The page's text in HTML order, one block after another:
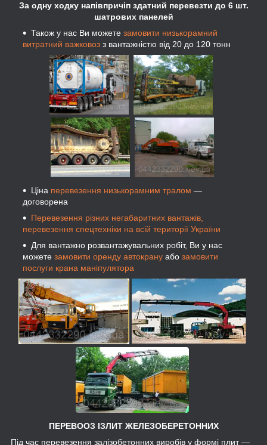
За одну ходку напівпричіп здатний перевезти до 6 шт.
шатрових панелей
Також у нас Ви можете замовити низькорамний
витратний важковоз з вантажністю від 20 до 120 тонн
Ціна перевезення низькорамним тралом —
договорена
Перевезення різних негабаритних вантажів,
перевезення спецтехніки на всій території України
Для вантажно розвантажувальних робіт, Ви у нас
можете замовити оренду автокрану або замовити
послуги крана маніпулятора
ПЕРЕВООЗ ІЗЛИТ ЖЕЛЕЗОБЕРЕТОННИХ
Під час перевезення залізобетонних виробів у формі плит —